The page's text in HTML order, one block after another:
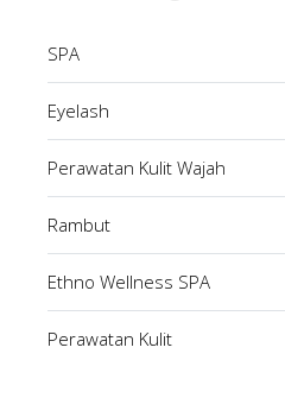
SPA
Eyelash
Perawatan Kulit Wajah
Rambut
Ethno Wellness SPA
Perawatan Kulit